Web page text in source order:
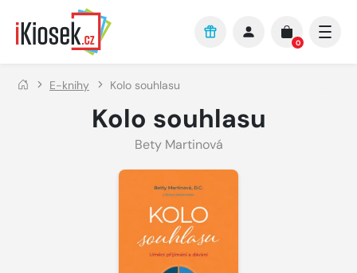
Přejít na hlavní obsah
0
E-knihy Kolo souhlasu
Kolo souhlasu
Bety Martinová